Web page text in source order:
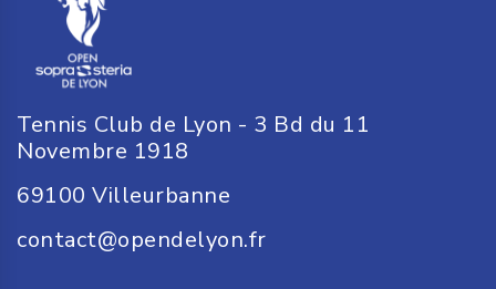
Tennis Club de Lyon - 3 Bd du 11
Novembre 1918
69100 Villeurbanne
contact@opendelyon.fr